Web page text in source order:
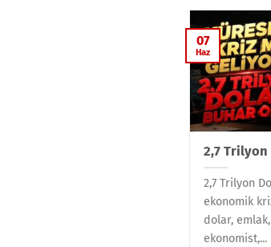
2,7 Trilyon
2,7 Trilyon
ekonomik
dolar,
ekonomist,...
07
Haz